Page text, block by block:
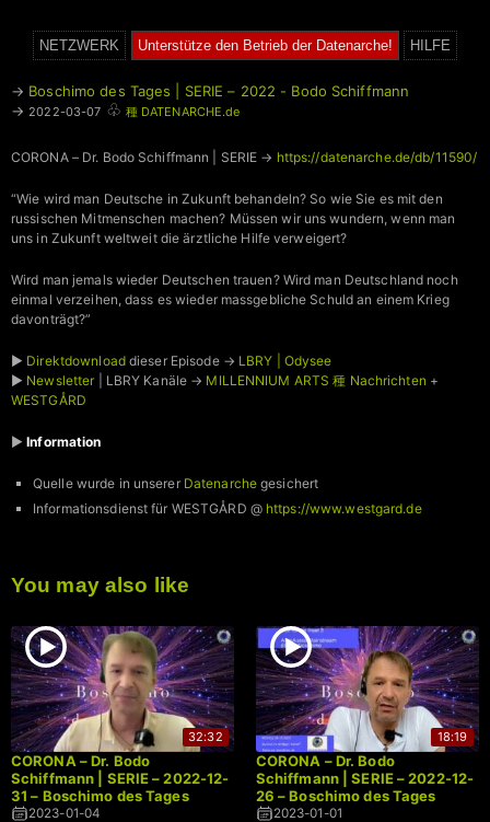
NETZWERK Unterstütze den Betrieb der Datenarche! HILFE
→ Boschimo des Tages | SERIE – 2022 - Bodo Schiffmann
→ 2022-03-07 ♧ 種 DATENARCHE.de
CORONA – Dr. Bodo Schiffmann | SERIE → https://datenarche.de/db/11590/
“Wie wird man Deutsche in Zukunft behandeln? So wie Sie es mit den
russischen Mitmenschen machen? Müssen wir uns wundern, wenn man
uns in Zukunft weltweit die ärztliche Hilfe verweigert?
Wird man jemals wieder Deutschen trauen? Wird man Deutschland noch
einmal verzeihen, dass es wieder massgebliche Schuld an einem Krieg
davonträgt?”
► Direktdownloaddieser Episode → LBRY | Odysee
► Newsletter | LBRY Kanäle → MILLENNIUM ARTS 種 Nachrichten +
WESTGÅRD
►Information
Quelle wurde in unserer Datenarchegesichert
Informationsdienst für WESTGÅRD @ https://www.westgard.de
You may also like
32:32
CORONA – Dr. Bodo
Schiffmann | SERIE – 2022-12-
31 – Boschimo des Tages
2023-01-04
18:19
CORONA – Dr. Bodo
Schiffmann | SERIE – 2022-12-
26 – Boschimo des Tages
2023-01-01